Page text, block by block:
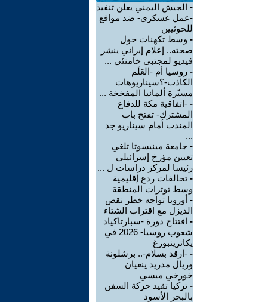
- الجيش اليمني يعلن تنفيذ
-عمل عسكري- ضد مواقع
للحوثيين
- وسط تكهنات حول
صحته.. إعلام إيراني ينشر
فيديو لمجتبى خامنئي ...
- روسيا أم -العَلَم
الكاذب-؟سيناريوهات
مسيّرة ألمانيا المفخخة ...
- -اتفاقية مكة للدفاع
المشترك- تفتح باب
المندب أمام سيناريو جد
...
- جامعة مينيسوتا تلغي
تعيين مؤرخ إسرائيلي
رئيسا لمركز دراسات ل ...
- تحالفات ردع إقليمية
وسط توترات المنطقة
- أوروبا تواجه خطر نقص
الديزل مع اقتراب الشتاء
- افتتاح دورة -سبارتاكياد
شعوب روسيا- 2026 في
يكاترينبورغ
- -ارقد بسلام-.. برشلونة
وريال مدريد ينعيان
خورخي ميسي
- تركيا تقيد حركة السفن
بالبحر الأسود